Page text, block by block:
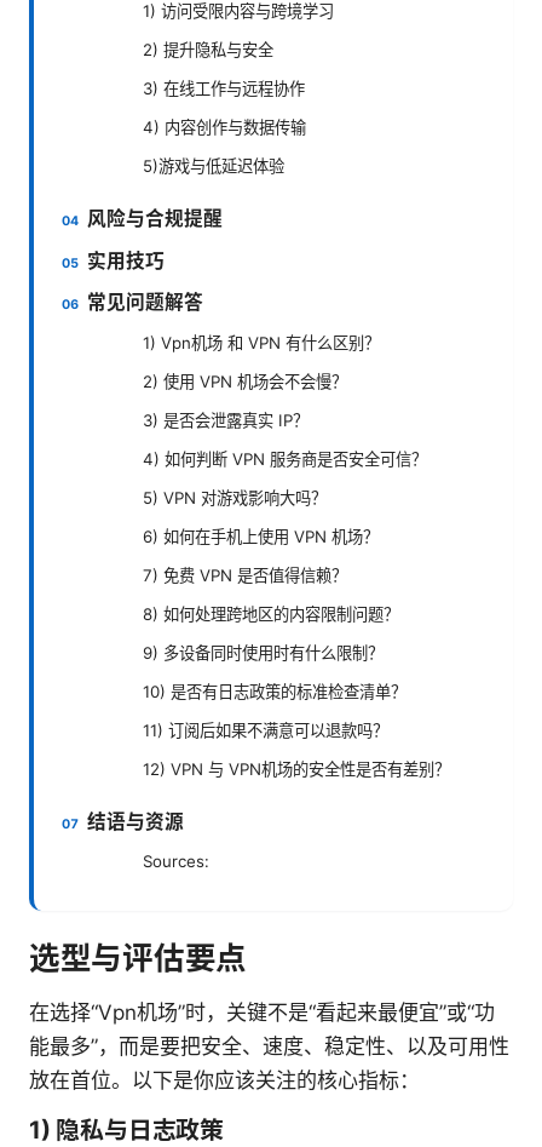
1) 访问受限内容与跨境学习
2) 提升隐私与安全
3) 在线工作与远程协作
4) 内容创作与数据传输
5)游戏与低延迟体验
风险与合规提醒
实用技巧
常见问题解答
1) Vpn机场 和 VPN 有什么区别？
2) 使用 VPN 机场会不会慢？
3) 是否会泄露真实 IP？
4) 如何判断 VPN 服务商是否安全可信？
5) VPN 对游戏影响大吗？
6) 如何在手机上使用 VPN 机场？
7) 免费 VPN 是否值得信赖？
8) 如何处理跨地区的内容限制问题？
9) 多设备同时使用时有什么限制？
10) 是否有日志政策的标准检查清单？
11) 订阅后如果不满意可以退款吗？
12) VPN 与 VPN机场的安全性是否有差别？
结语与资源
Sources:
选型与评估要点
在选择“Vpn机场”时，关键不是“看起来最便宜”或“功
能最多”，而是要把安全、速度、稳定性、以及可用性
放在首位。以下是你应该关注的核心指标：
1) 隐私与日志政策